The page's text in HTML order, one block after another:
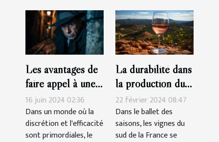
Les avantages de
faire appel à une
agence de
détectives privés
agréée pour des
16 juin 2024 02:36
Dans un monde où la
discrétion et l'efficacité
sont primordiales, le
La durabilité dans
la production du
vin rosé Côtes-
de-Provence
22 février 2024 08:47
Dans le ballet des
saisons, les vignes du
sud de la France se